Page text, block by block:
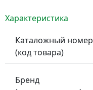
Характеристика
Каталожный номер
(код товара)
Бренд